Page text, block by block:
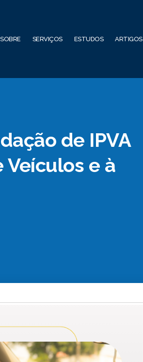
SOBRE SERVIÇOS ESTUDOS ARTIGOS
de IPVA
Veículos e à